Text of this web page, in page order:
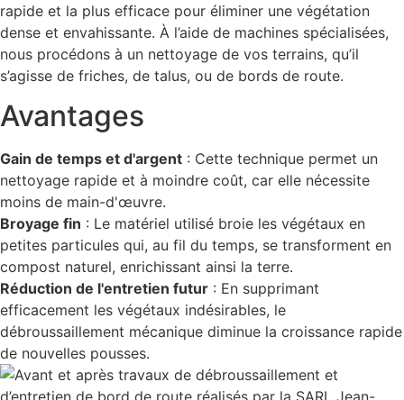
rapide et la plus efficace pour éliminer une végétation
dense et envahissante. À l’aide de machines spécialisées,
nous procédons à un nettoyage de vos terrains, qu’il
s’agisse de friches, de talus, ou de bords de route.
Avantages
Gain de temps et d'argent : Cette technique permet un
nettoyage rapide et à moindre coût, car elle nécessite
moins de main-d'œuvre.
Broyage fin : Le matériel utilisé broie les végétaux en
petites particules qui, au fil du temps, se transforment en
compost naturel, enrichissant ainsi la terre.
Réduction de l'entretien futur : En supprimant
efficacement les végétaux indésirables, le
débroussaillement mécanique diminue la croissance rapide
de nouvelles pousses.